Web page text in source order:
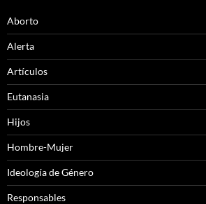
Aborto
Alerta
Artículos
Eutanasia
Hijos
Hombre-Mujer
Ideología de Género
Responsables